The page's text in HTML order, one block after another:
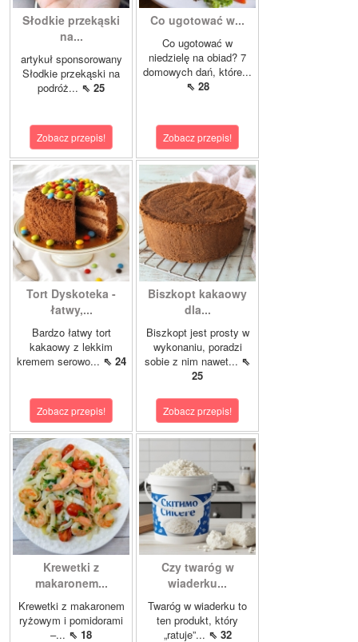
Słodkie przekąski
na...
artykuł sponsorowany
Słodkie przekąski na
podróż... ⇖ 25
Zobacz przepis!
Co ugotować w...
Co ugotować w
niedzielę na obiad? 7
domowych dań, które...
⇖ 28
Zobacz przepis!
Tort Dyskoteka -
łatwy,...
Bardzo łatwy tort
kakaowy z lekkim
kremem serowo... ⇖ 24
Zobacz przepis!
Biszkopt kakaowy
dla...
Biszkopt jest prosty w
wykonaniu, poradzi
sobie z nim nawet... ⇖
25
Zobacz przepis!
Krewetki z
makaronem...
Krewetki z makaronem
ryżowym i pomidorami
–... ⇖ 18
Czy twaróg w
wiaderku...
Twaróg w wiaderku to
ten produkt, który
„ratuje”... ⇖ 32